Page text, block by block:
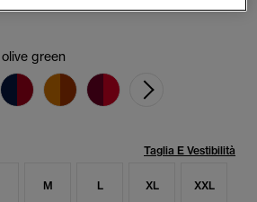
green
Taglia E Vestibilità
M L XL XXL